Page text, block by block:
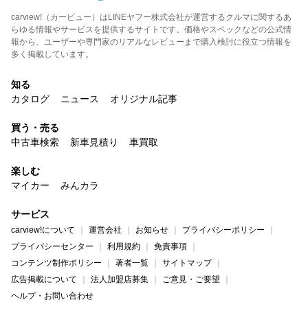
carview!（カービュー）はLINEヤフー株式会社が運営するクルマに関するあ
らゆる情報やサービスを提供するサイトです。価格やスペックなどの公式情
報から、ユーザーや専門家のリアルなレビューまで購入検討に役立つ情報を
多く掲載しています。
知る
カタログ
ニュース オリジナル記事
買う・売る
中古車検索
新車見積り 車買取
楽しむ
マイカー
みんカラ
サービス
carview!について 運営会社 お知らせ
プライバシーポリシー
プライバシーセンター
利用規約
免責事項
コンテンツ制作ポリシー
著者一覧
サイトマップ
広告掲載について
法人加盟店募集
ご意見・ご要望
ヘルプ・お問い合わせ